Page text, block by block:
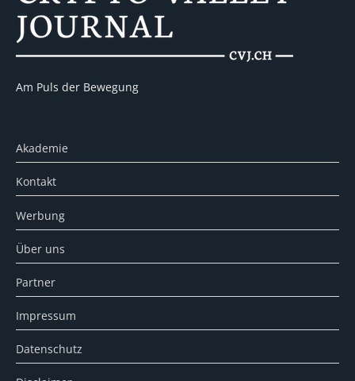
Am Puls der Bewegung
Akademie
Kontakt
Werbung
Über uns
Partner
Impressum
Datenschutz